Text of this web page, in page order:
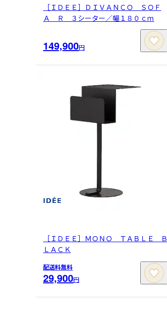
［ＩＤＥＥ］ＤＩＶＡＮＣＯ ＳＯＦ
Ａ Ｒ ３シーター／幅１８０ｃｍ
149,900円
［ＩＤＥＥ］ＭＯＮＯ ＴＡＢＬＥ Ｂ
ＬＡＣＫ
配送料無料
29,900円